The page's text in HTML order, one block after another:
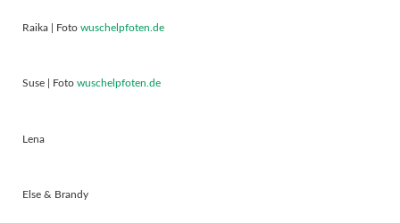
Raika | Foto wuschelpfoten.de
Suse | Foto wuschelpfoten.de
Lena
Else & Brandy